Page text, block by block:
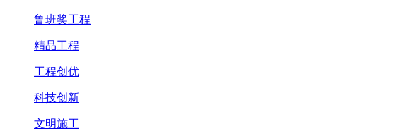
鲁班奖工程
精品工程
工程创优
科技创新
文明施工